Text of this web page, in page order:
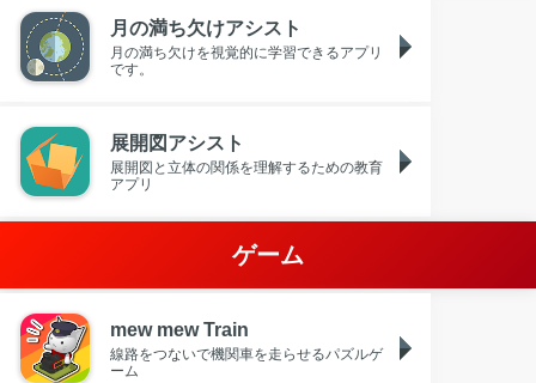
月の満ち欠けアシスト
月の満ち欠けを視覚的に学習できるアプリ
です。
展開図アシスト
展開図と立体の関係を理解するための教育
アプリ
ゲーム
mew mew Train
線路をつないで機関車を走らせるパズルゲ
ーム